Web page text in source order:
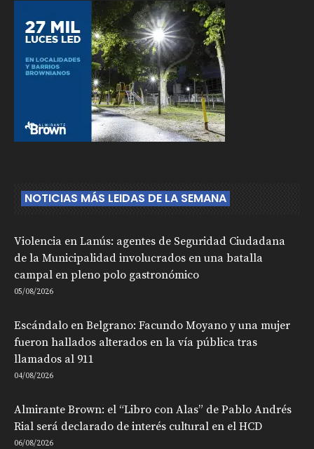
NOTICIAS MÁS LEIDAS DE LA SEMANA
Violencia en Lanús: agentes de Seguridad Ciudadana
de la Municipalidad involucrados en una batalla
campal en pleno polo gastronómico
05/08/2026
Escándalo en Belgrano: Facundo Moyano y una mujer
fueron hallados alterados en la vía pública tras
llamados al 911
04/08/2026
Almirante Brown: el “Libro con Alas” de Pablo Andrés
Rial será declarado de interés cultural en el HCD
06/08/2026